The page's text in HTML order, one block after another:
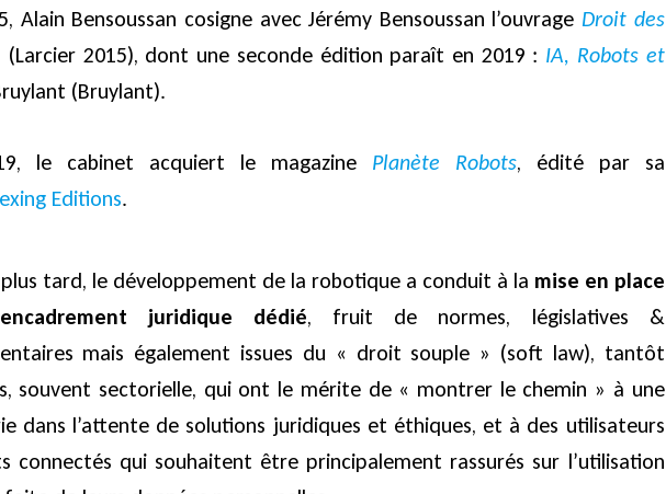
Alain Bensoussan cosigne avec Jérémy Bensoussan l’ouvrage Droit des
2015), dont une seconde édition paraît en 2019 : IA, Robots et
(Bruylant).
le cabinet acquiert le magazine Planète Robots, édité par sa
Editions.
plus tard, le développement de la robotique a conduit à la mise en place
juridique dédié, fruit de normes, législatives &
mais également issues du « droit souple » (soft law), tantôt
souvent sectorielle, qui ont le mérite de « montrer le chemin » à une
dans l’attente de solutions juridiques et éthiques, et à des utilisateurs
connectés qui souhaitent être principalement rassurés sur l’utilisation